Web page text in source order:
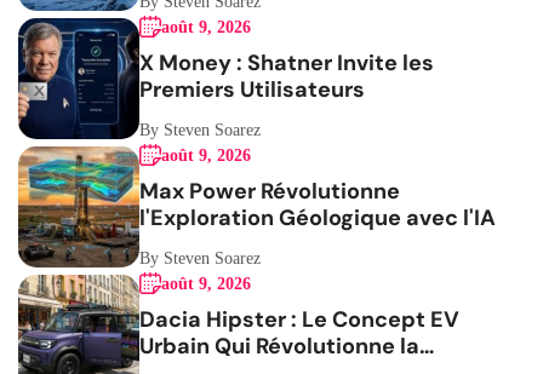
août 9, 2026
X Money : Shatner Invite les
Premiers Utilisateurs
By Steven Soarez
août 9, 2026
Max Power Révolutionne
l'Exploration Géologique avec l'IA
By Steven Soarez
août 9, 2026
Dacia Hipster : Le Concept EV
Urbain Qui Révolutionne la